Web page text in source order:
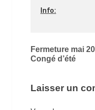
Info:
Navigation
de
Fermeture mai
Congé d’été
Laisser un